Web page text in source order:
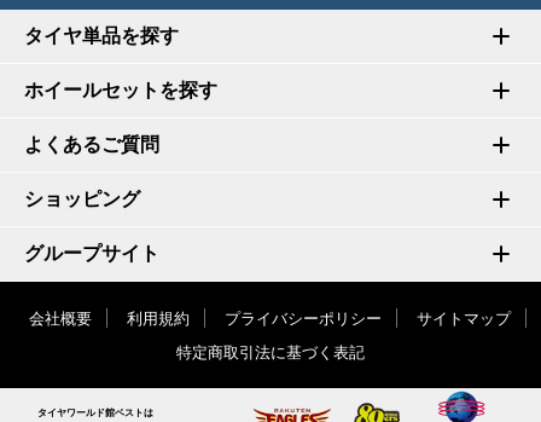
タイヤ単品を探す
ホイールセットを探す
よくあるご質問
ショッピング
グループサイト
会社概要 利用規約 プライバシーポリシー
サイトマップ
特定商取引法に基づく表記
タイヤワールド館ベストは